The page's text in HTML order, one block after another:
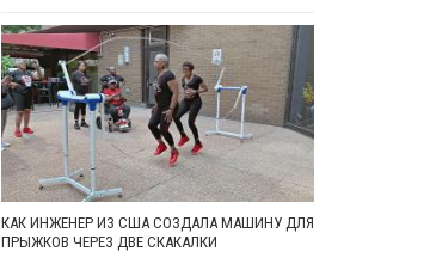
КАК ИНЖЕНЕР ИЗ США СОЗДАЛА МАШИНУ ДЛЯ
ПРЫЖКОВ ЧЕРЕЗ ДВЕ СКАКАЛКИ